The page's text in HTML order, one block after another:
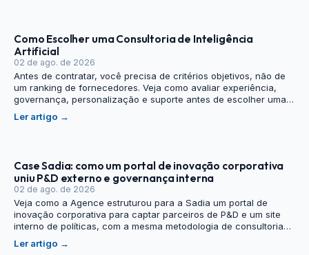
Como Escolher uma Consultoria de Inteligência
Artificial
02 de ago. de 2026
Antes de contratar, você precisa de critérios objetivos, não de
um ranking de fornecedores. Veja como avaliar experiência,
governança, personalização e suporte antes de escolher uma
Ler artigo →
Case Sadia: como um portal de inovação corporativa
uniu P&D externo e governança interna
02 de ago. de 2026
Veja como a Agence estruturou para a Sadia um portal de
inovação corporativa para captar parceiros de P&D e um site
interno de políticas, com a mesma metodologia de consultoria
Ler artigo →